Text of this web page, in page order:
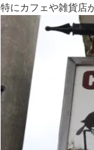
特にカフェや雑貨店